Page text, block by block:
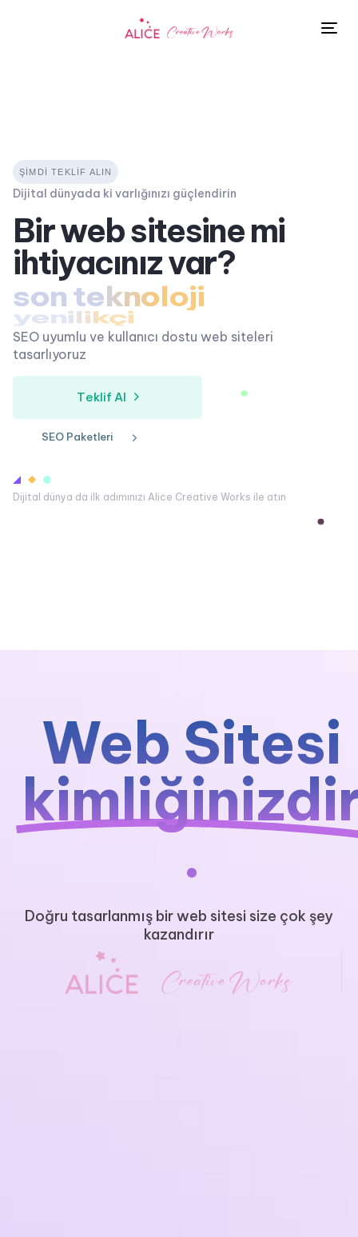
ŞİMDİ TEKLİF ALIN
Dijital dünyada ki varlığınızı güçlendirin
Bir web sitesine mi
ihtiyacınız var?
yenilikçi
SEO uyumlu ve kullanıcı dostu web siteleri
tasarlıyoruz
Teklif Al
SEO Paketleri
Dijital dünya da ilk adımınızı Alice Creative Works ile atın
Web Sitesi
.
Doğru tasarlanmış bir web sitesi size çok şey
kazandırır